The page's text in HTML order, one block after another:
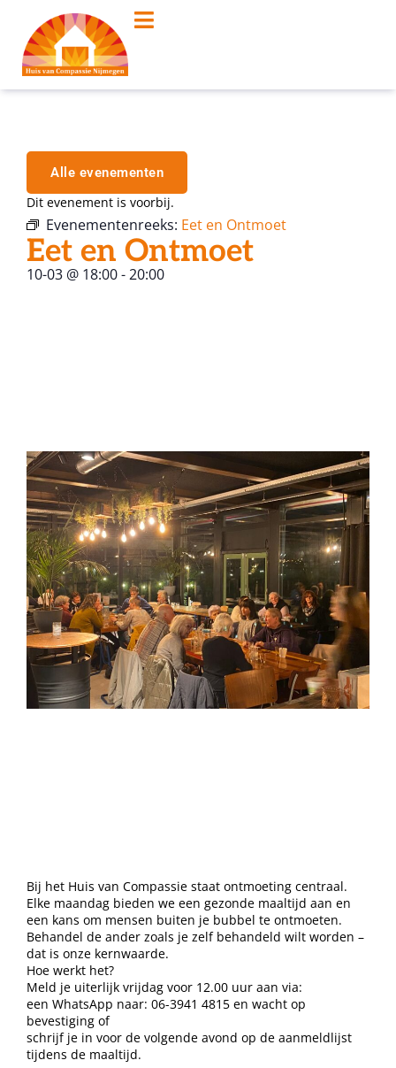
Alle evenementen
Dit evenement is voorbij.
Evenementenreeks: Eet en Ontmoet
Eet en Ontmoet
10-03 @ 18:00-20:00
Bij het Huis van Compassie staat ontmoeting centraal.
Elke maandag bieden we een gezonde maaltijd aan en
een kans om mensen buiten je bubbel te ontmoeten.
Behandel de ander zoals je zelf behandeld wilt worden –
dat is onze kernwaarde.
Hoe werkt het?
Meld je uiterlijk vrijdag voor 12.00 uur aan via:
een WhatsApp naar: 06-3941 4815 en wacht op
bevestiging of
schrijf je in voor de volgende avond op de aanmeldlijst
tijdens de maaltijd.